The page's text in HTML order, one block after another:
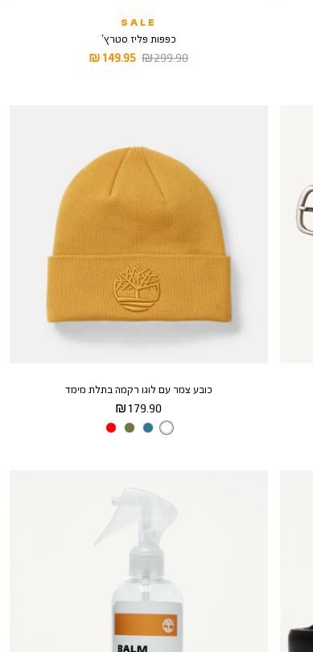
SALE
כפפות פליז סטרץ’
מחיר
149.95 ₪
מחיר
299.90 ₪
כובע צמר עם לוגו רקמה בתלת מימד
מחיר
מוצר
179.90 ₪
צבע
BLACK